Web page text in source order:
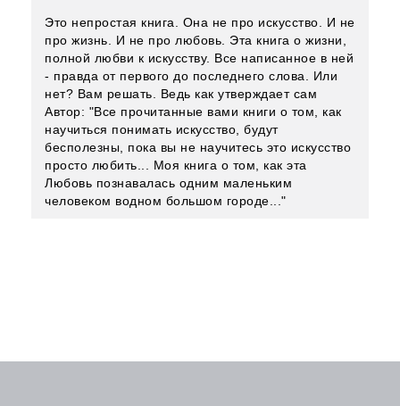
Это непростая книга. Она не про искусство. И не
про жизнь. И не про любовь. Эта книга о жизни,
полной любви к искусству. Все написанное в ней
- правда от первого до последнего слова. Или
нет? Вам решать. Ведь как утверждает сам
Автор: "Все прочитанные вами книги о том, как
научиться понимать искусство, будут
бесполезны, пока вы не научитесь это искусство
просто любить... Моя книга о том, как эта
Любовь познавалась одним маленьким
человеком водном большом городе..."